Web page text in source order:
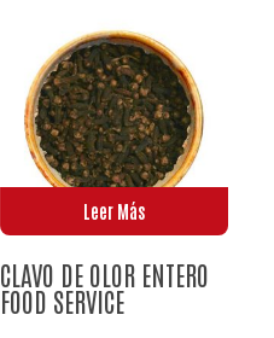
Leer Más
CLAVO DE OLOR ENTERO
FOOD SERVICE